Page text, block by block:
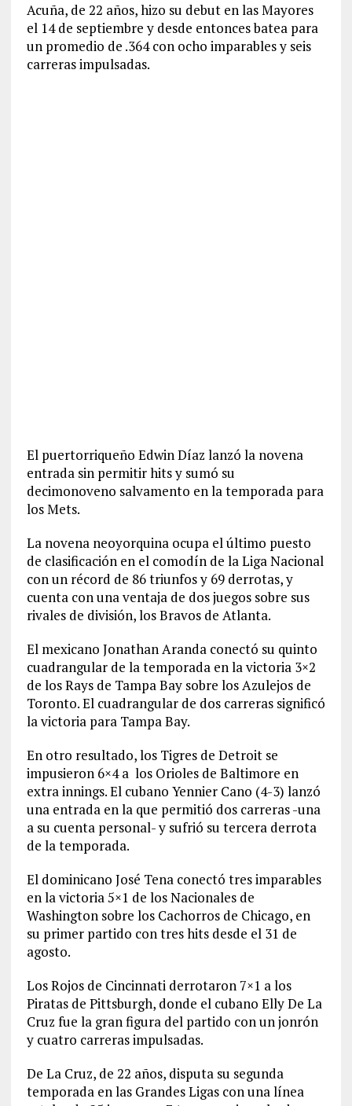
Acuña, de 22 años, hizo su debut en las Mayores
el 14 de septiembre y desde entonces batea para
un promedio de .364 con ocho imparables y seis
carreras impulsadas.
El puertorriqueño Edwin Díaz lanzó la novena
entrada sin permitir hits y sumó su
decimonoveno salvamento en la temporada para
los Mets.
La novena neoyorquina ocupa el último puesto
de clasificación en el comodín de la Liga Nacional
con un récord de 86 triunfos y 69 derrotas, y
cuenta con una ventaja de dos juegos sobre sus
rivales de división, los Bravos de Atlanta.
El mexicano Jonathan Aranda conectó su quinto
cuadrangular de la temporada en la victoria 3×2
de los Rays de Tampa Bay sobre los Azulejos de
Toronto. El cuadrangular de dos carreras significó
la victoria para Tampa Bay.
En otro resultado, los Tigres de Detroit se
impusieron 6×4 a los Orioles de Baltimore en
extra innings. El cubano Yennier Cano (4-3) lanzó
una entrada en la que permitió dos carreras -una
a su cuenta personal- y sufrió su tercera derrota
de la temporada.
El dominicano José Tena conectó tres imparables
en la victoria 5×1 de los Nacionales de
Washington sobre los Cachorros de Chicago, en
su primer partido con tres hits desde el 31 de
agosto.
Los Rojos de Cincinnati derrotaron 7×1 a los
Piratas de Pittsburgh, donde el cubano Elly De La
Cruz fue la gran figura del partido con un jonrón
y cuatro carreras impulsadas.
De La Cruz, de 22 años, disputa su segunda
temporada en las Grandes Ligas con una línea